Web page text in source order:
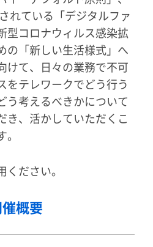
れている「デジタルファ
型コロナウィルス感染拡
の「新しい生活様式」へ
けて、日々の業務で不可
をテレワークでどう行う
う考えるべきかについて
き、活かしていただくこ
ださい。
催概要